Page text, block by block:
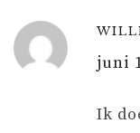
juni
Ik